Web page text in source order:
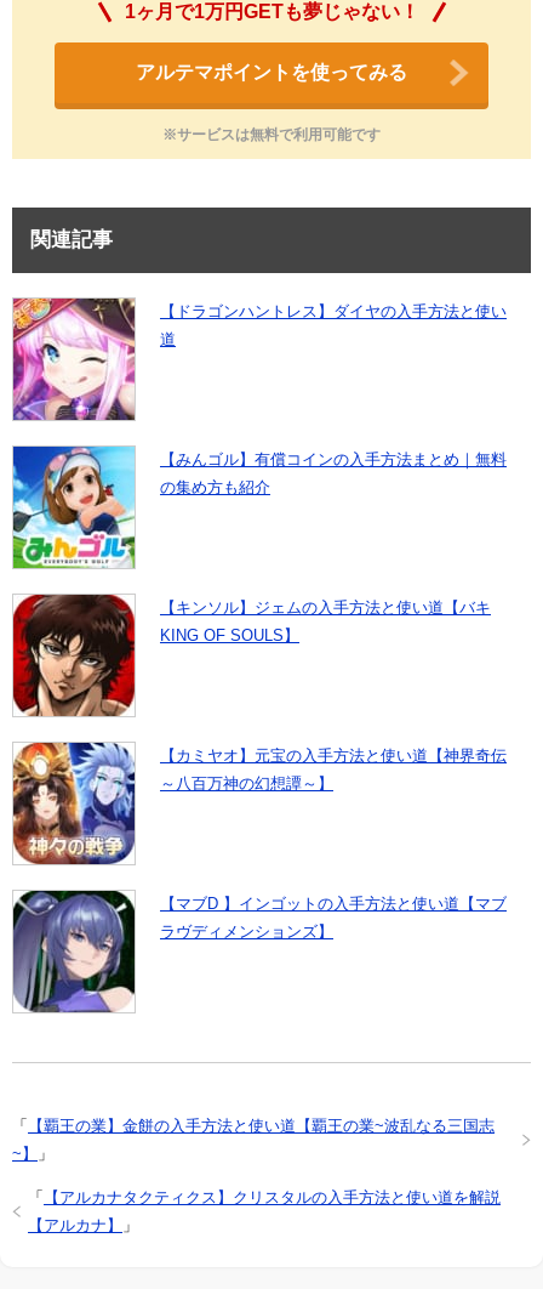
1ヶ月で1万円GETも夢じゃない！
アルテマポイントを使ってみる
※サービスは無料で利用可能です
関連記事
【ドラゴンハントレス】ダイヤの入手方法と使い
道
【みんゴル】有償コインの入手方法まとめ｜無料
の集め方も紹介
【キンソル】ジェムの入手方法と使い道【バキ
KING OF SOULS】
【カミヤオ】元宝の入手方法と使い道【神界奇伝
～八百万神の幻想譚～】
【マブD 】インゴットの入手方法と使い道【マブ
ラヴディメンションズ】
「
【覇王の業】金餅の入手方法と使い道【覇王の業~波乱なる三国志
~】
」
「
【アルカナタクティクス】クリスタルの入手方法と使い道を解説
【アルカナ】
」